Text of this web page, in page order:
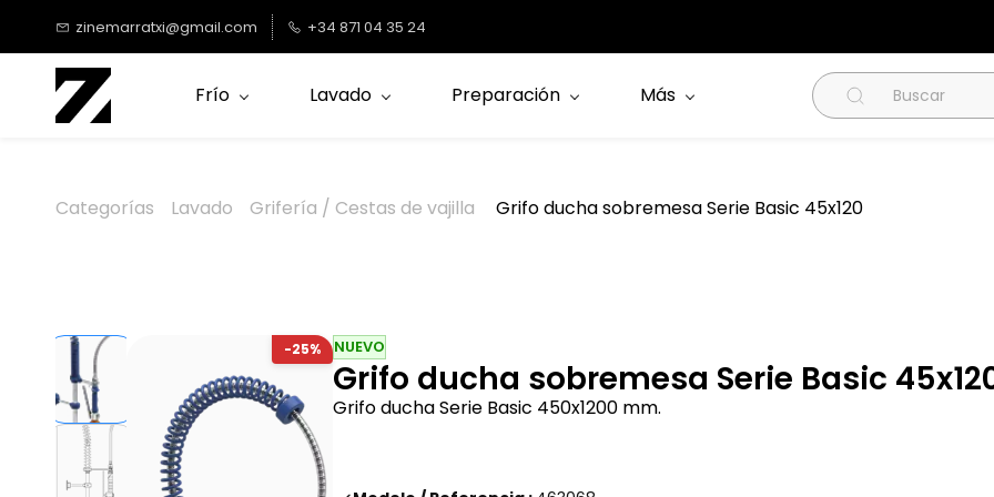
contenido
principal
zinemarratxi@gmail.com +34 871 04 35 24
Frío Lavado Preparación Más
Categorías Lavado Grifería / Cestas de vajilla Grifo ducha sobremesa Serie Basic 45x120
-25% NUEVO
Grifo ducha sobremesa Serie Basic
Grifo ducha Serie Basic 450x1200 mm.